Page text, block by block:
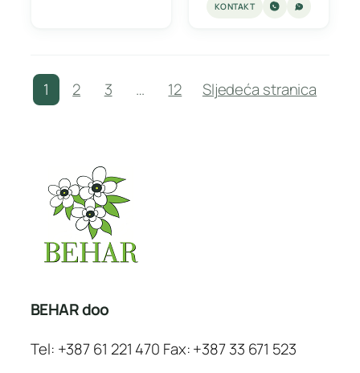
KONTAKT
1 2 3 … 12 Sljedeća stranica
BEHAR doo
Tel: +387 61 221 470 Fax: +387 33 671 523